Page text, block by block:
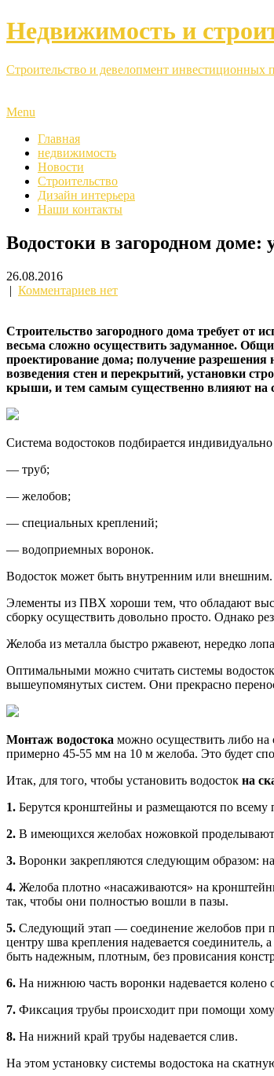
Недвижимость и
Строительство и девелопмент инвестиционных
Menu
Главная
недвижимость
Новости
Строительство
Дизайн интерьера
Наши контакты
Водостоки в загородном
26.08.2016
| Комментариев нет
Строительство загородного дома требует от
весьма сложно осуществить задуманное.
проектирование дома; получение разрешения
возведения стен и перекрытий, установки
крыши, и тем самым существенно влияют на
Система водостоков подбирается
— труб;
— желобов;
— специальных креплений;
— водоприемных воронок.
Водосток может быть внутренним или
Элементы из ПВХ хороши тем, что обладают
сборку осуществить довольно просто. Однако
Желоба из металла быстро ржавеют, нередко
Оптимальными можно считать системы
вышеупомянутых систем. Они прекрасно
Монтаж водостока можно осуществить либо
примерно 45-55 мм на 10 м желоба. Это будет
Итак, для того, чтобы установить водосток на
1. Берутся кронштейны и размещаются по
2. В имеющихся желобах ножовкой
3. Воронки закрепляются следующим образом: на
4. Желоба плотно «насаживаются» на
так, чтобы они полностью вошли в пазы.
5. Следующий этап — соединение желобов при
центру шва крепления надевается
быть надежным, плотным, без провисания
6. На нижнюю часть воронки надевается колено
7. Фиксация трубы происходит при помощи
8. На нижний край трубы надевается слив.
На этом установку системы водостока на